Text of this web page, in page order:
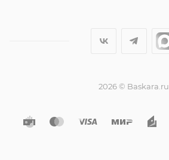
2026 © Baskara.ru